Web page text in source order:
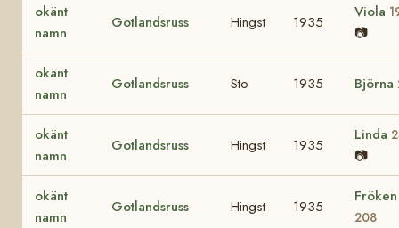
okänt
namn
Gotlandsruss Hingst 1935
Viola
📷
okänt
namn
Gotlandsruss Sto 1935 Björna
okänt
namn
Gotlandsruss Hingst 1935
Linda
📷
okänt
namn
Gotlandsruss Hingst 1935
Fröken
208